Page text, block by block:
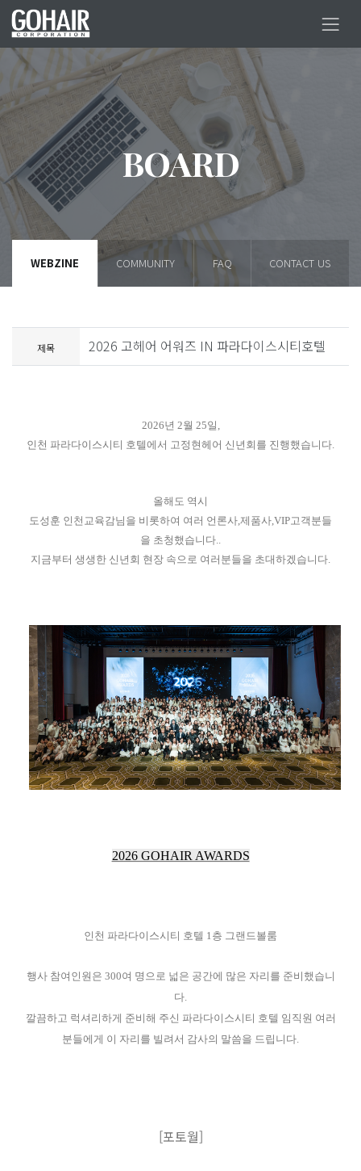
BOARD
WEBZINE COMMUNITY FAQ CONTACT US
제목 2026 고헤어 어워즈 IN 파라다이스시티호텔
2026년 2월 25일,
인천 파라다이스시티 호텔에서 고정현헤어 신년회를 진행했습니다.
올해도 역시
도성훈 인천교육감님을 비롯하여 여러 언론사,제품사,VIP고객분들
을 초청했습니다..
지금부터 생생한 신년회 현장 속으로 여러분들을 초대하겠습니다.
2026 GOHAIR AWARDS
인천 파라다이스시티 호텔 1층 그랜드볼룸
행사 참여인원은 300여 명으로 넓은 공간에 많은 자리를 준비했습니
다.
깔끔하고 럭셔리하게 준비해 주신 파라다이스시티 호텔 임직원 여러
분들에게 이 자리를 빌려서 감사의 말씀을 드립니다.
[포토월]